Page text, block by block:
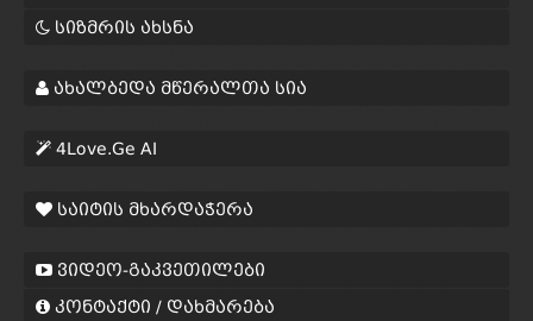
სიზმრის ახსნა
ახალბედა მწერალთა სია
4Love.Ge AI
საიტის მხარდაჭერა
ვიდეო-გაკვეთილები
კონტაქტი / დახმარება